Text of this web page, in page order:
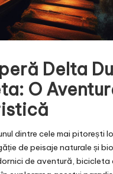
Delta
O
dintre cele mai pitorești
de peisaje naturale și
de aventură, bicicleta